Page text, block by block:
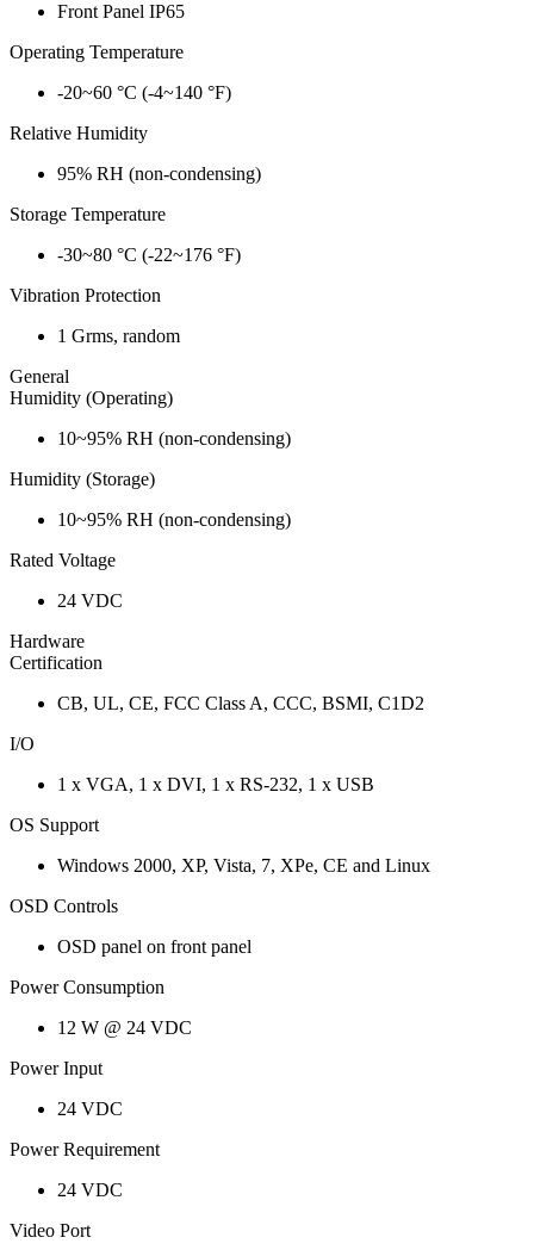
Front Panel IP65
Operating Temperature
-20~60 °C (-4~140 °F)
Relative Humidity
95% RH (non-condensing)
Storage Temperature
-30~80 °C (-22~176 °F)
Vibration Protection
1 Grms, random
General
Humidity (Operating)
10~95% RH (non-condensing)
Humidity (Storage)
10~95% RH (non-condensing)
Rated Voltage
24 VDC
Hardware
Certification
CB, UL, CE, FCC Class A, CCC, BSMI, C1D2
I/O
1 x VGA, 1 x DVI, 1 x RS-232, 1 x USB
OS Support
Windows 2000, XP, Vista, 7, XPe, CE and Linux
OSD Controls
OSD panel on front panel
Power Consumption
12 W @ 24 VDC
Power Input
24 VDC
Power Requirement
24 VDC
Video Port